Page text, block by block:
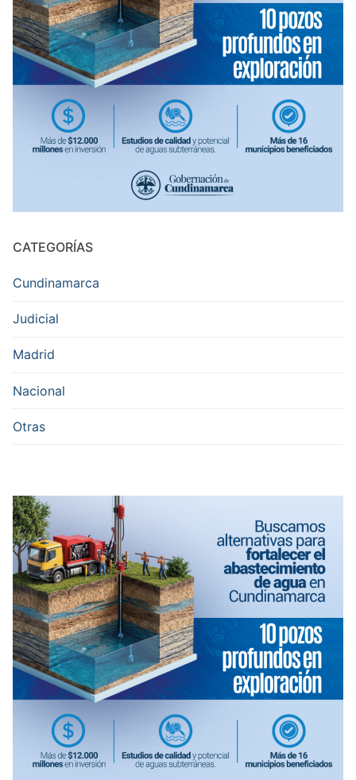
CATEGORÍAS
Cundinamarca
Judicial
Madrid
Nacional
Otras